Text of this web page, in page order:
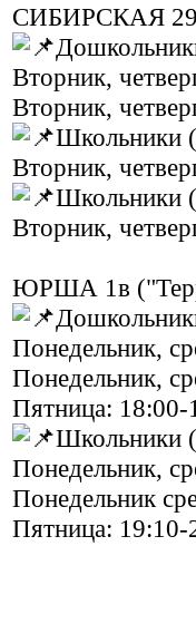
СИБИРСКАЯ 29
Вторник,
Вторник,
Школьники
Вторник,
Школьники
Вторник,
ЮРША 1в
Понедельник,
Понедельник,
Пятница: 18:00-
Школьники
Понедельник,
Понедельник
Пятница: 19:10-